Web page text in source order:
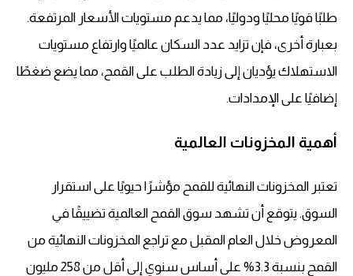
طلبًا قويًا محليًا ودوليًا، مما يدعم مستويات الأسعار المرتفعة.
بعبارة أخرى، فإن تزايد عدد السكان عالميًا وارتفاع مستويات
الاستهلاك يؤديان إلى زيادة الطلب على القمح، مما يضع ضغطًا
إضافيًا على الإمدادات.
أهمية المخزونات العالمية
تعتبر المخزونات النهائية للقمح مؤشرًا حيويًا على استقرار
السوق. يتوقع أن تشهد سوق القمح العالمية تضييقًا في
المعروض خلال العام المقبل مع تراجع المخزونات النهائية من
القمح بنسبة 3.3% على أساس سنوي إلى أقل من 258 مليون